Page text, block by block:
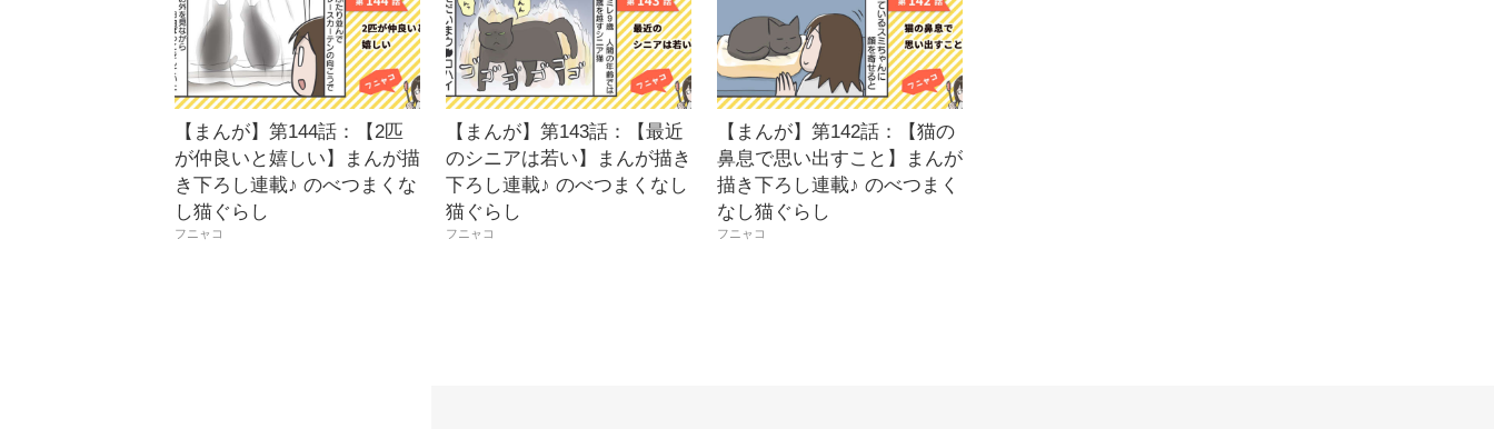
【まんが】第144話：【2匹
が仲良いと嬉しい】まんが描
き下ろし連載♪ のべつまくな
し猫ぐらし
フニャコ
【まんが】第143話：【最近
のシニアは若い】まんが描き
下ろし連載♪ のべつまくなし
猫ぐらし
フニャコ
【まんが】第142話：【猫の
鼻息で思い出すこと】まんが
描き下ろし連載♪ のべつまく
なし猫ぐらし
フニャコ